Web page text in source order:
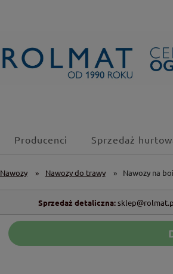
Producenci Sprzedaż
Nawozy » Nawozy do trawy » Nawozy na
Sprzedaż detaliczna: